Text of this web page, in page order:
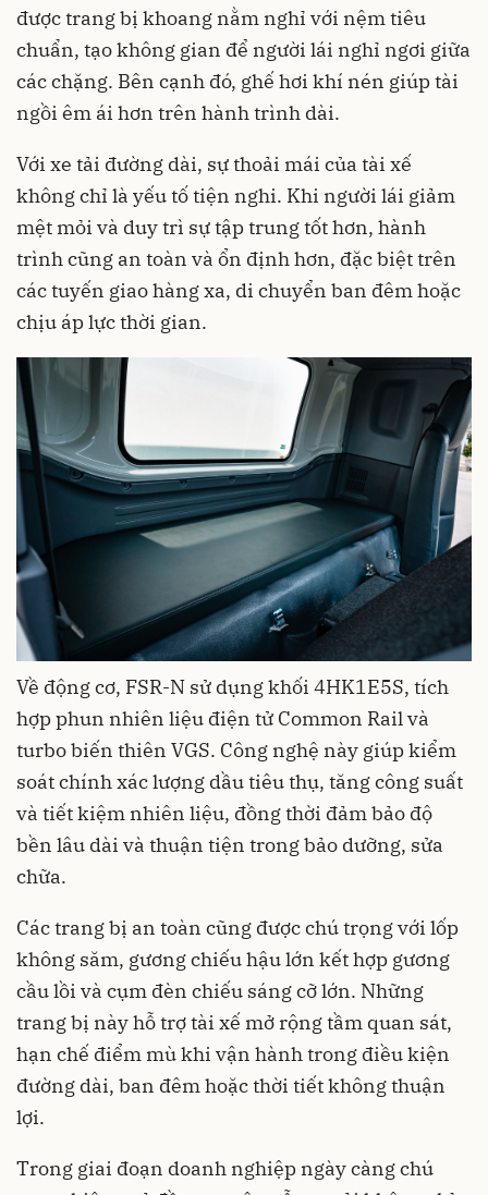
được trang bị khoang nằm nghỉ với nệm tiêu
chuẩn, tạo không gian để người lái nghỉ ngơi giữa
các chặng. Bên cạnh đó, ghế hơi khí nén giúp tài
ngồi êm ái hơn trên hành trình dài.
Với xe tải đường dài, sự thoải mái của tài xế
không chỉ là yếu tố tiện nghi. Khi người lái giảm
mệt mỏi và duy trì sự tập trung tốt hơn, hành
trình cũng an toàn và ổn định hơn, đặc biệt trên
các tuyến giao hàng xa, di chuyển ban đêm hoặc
chịu áp lực thời gian.
Về động cơ, FSR-N sử dụng khối 4HK1E5S, tích
hợp phun nhiên liệu điện tử Common Rail và
turbo biến thiên VGS. Công nghệ này giúp kiểm
soát chính xác lượng dầu tiêu thụ, tăng công suất
và tiết kiệm nhiên liệu, đồng thời đảm bảo độ
bền lâu dài và thuận tiện trong bảo dưỡng, sửa
chữa.
Các trang bị an toàn cũng được chú trọng với lốp
không săm, gương chiếu hậu lớn kết hợp gương
cầu lồi và cụm đèn chiếu sáng cỡ lớn. Những
trang bị này hỗ trợ tài xế mở rộng tầm quan sát,
hạn chế điểm mù khi vận hành trong điều kiện
đường dài, ban đêm hoặc thời tiết không thuận
lợi.
Trong giai đoạn doanh nghiệp ngày càng chú